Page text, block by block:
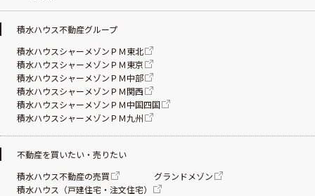
積水ハウス不動産グループ
積水ハウスシャーメゾンＰＭ東北
積水ハウスシャーメゾンＰＭ東京
積水ハウスシャーメゾンＰＭ中部
積水ハウスシャーメゾンＰＭ関西
積水ハウスシャーメゾンＰＭ中国四国
積水ハウスシャーメゾンＰＭ九州
不動産を買いたい・売りたい
積水ハウス不動産の売買
グランドメゾン
積水ハウス（戸建住宅・注文住宅）